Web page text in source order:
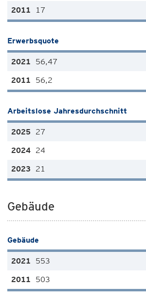
17
Erwerbsquote
56,47
56,2
Arbeitslose Jahresdurchschnitt
27
24
21
Gebäude
Gebäude
553
503